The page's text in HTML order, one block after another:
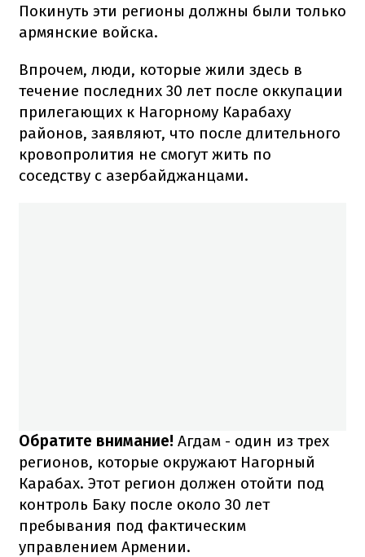
Покинуть эти регионы должны были только
армянские войска.
Впрочем, люди, которые жили здесь в
течение последних 30 лет после оккупации
прилегающих к Нагорному Карабаху
районов, заявляют, что после длительного
кровопролития не смогут жить по
соседству с азербайджанцами.
Обратите внимание! Агдам - один из трех
регионов, которые окружают Нагорный
Карабах. Этот регион должен отойти под
контроль Баку после около 30 лет
пребывания под фактическим
управлением Армении.